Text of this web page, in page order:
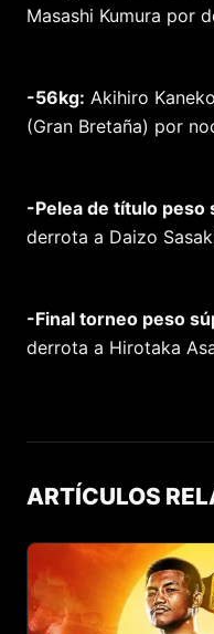
Masashi Kumura por
-56kg: Akihiro
(Gran Bretaña) por
-Pelea de título peso
derrota a Daizo
-Final torneo peso
derrota a Hirotaka
ARTÍCULOS